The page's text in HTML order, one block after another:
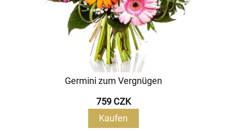
Germini zum Vergnügen
759 CZK
Kaufen